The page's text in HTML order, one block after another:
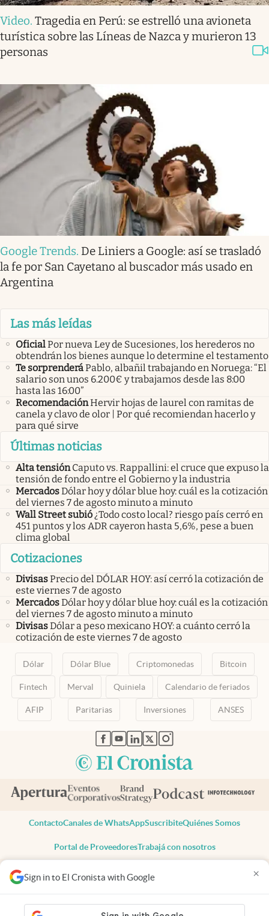
Sign in to El Cronista with Google ×
Video. Tragedia en Perú: se estrelló una avioneta
turística sobre las Líneas de Nazca y murieron 13
personas
Google Trends. De Liniers a Google: así se trasladó
la fe por San Cayetano al buscador más usado en
Argentina
Las más leídas
OficialPor nueva Ley de Sucesiones, los herederos no
obtendrán los bienes aunque lo determine el testamento
Te sorprenderáPablo, albañil trabajando en Noruega: “El
salario son unos 6.200€ y trabajamos desde las 8:00
hasta las 16:00”
RecomendaciónHervir hojas de laurel con ramitas de
canela y clavo de olor | Por qué recomiendan hacerlo y
para qué sirve
Últimas noticias
Alta tensión Caputo vs. Rappallini: el cruce que expuso la
tensión de fondo entre el Gobierno y la industria
MercadosDólar hoy y dólar blue hoy: cuál es la cotización
del viernes 7 de agosto minuto a minuto
Wall Street subió ¿Todo costo local? riesgo país cerró en
451 puntos y los ADR cayeron hasta 5,6%, pese a buen
clima global
Cotizaciones
DivisasPrecio del DÓLAR HOY: así cerró la cotización de
este viernes 7 de agosto
MercadosDólar hoy y dólar blue hoy: cuál es la cotización
del viernes 7 de agosto minuto a minuto
DivisasDólar a peso mexicano HOY: a cuánto cerró la
cotización de este viernes 7 de agosto
Dólar Dólar Blue Criptomonedas Bitcoin
Fintech Merval Quiniela Calendario de feriados
AFIP Paritarias Inversiones ANSES
abre en nueva pestaña
abre en nueva pestaña
abre en nueva pestaña
abre en nueva pestaña
abre en nueva pestaña
ContactoCanales de WhatsAppSuscribiteQuiénes Somos
Portal de ProveedoresTrabajá con nosotros
Todos los derechos reservados
Privacidad